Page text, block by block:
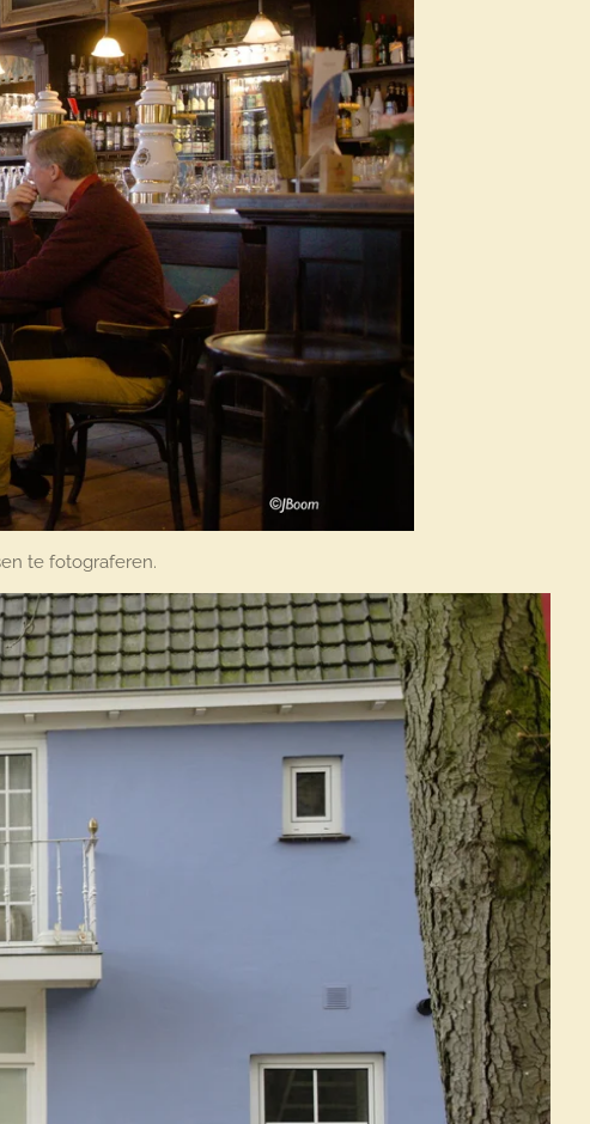
te fotograferen.